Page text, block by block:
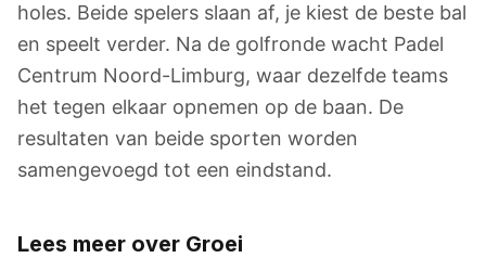
holes. Beide spelers slaan af, je kiest de beste bal
en speelt verder. Na de golfronde wacht Padel
Centrum Noord-Limburg, waar dezelfde teams
het tegen elkaar opnemen op de baan. De
resultaten van beide sporten worden
samengevoegd tot een eindstand.
Lees meer over Groei